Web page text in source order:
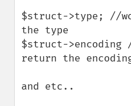
$struct->type; //
the type
$struct->encoding
return the
and etc..